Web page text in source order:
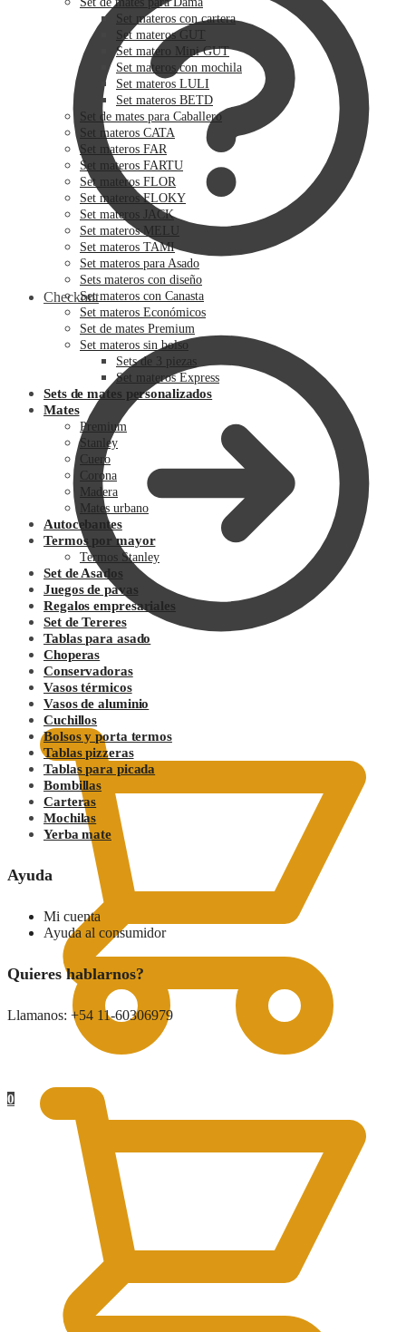
Checkout
0.00
0
Set materos con cartera
Set materos GUT
Set matero Mini GUT
Set materos con mochila
Set materos LULI
Set materos BETD
Set de mates para Caballero
Set materos CATA
Set materos FAR
Set materos FARTU
Set materos FLOR
Set materos FLOKY
Set materos JACK
Set materos MELU
Set materos TAMI
Set materos para Asado
Sets materos con diseño
Set materos con Canasta
Set materos Económicos
Set de mates Premium
Set materos sin bolso
Sets de 3 piezas
Set materos Express
Sets de mates personalizados
Mates
Premium
Stanley
Cuero
Corona
Madera
Mates urbano
Autocebantes
Termos por mayor
Termos Stanley
Set de Asados
Juegos de pavas
Regalos empresariales
Set de Tereres
Tablas para asado
Choperas
Conservadoras
Vasos térmicos
Vasos de aluminio
Cuchillos
Bolsos y porta termos
Tablas pizzeras
Tablas para picada
Bombillas
Carteras
Mochilas
Yerba mate
Ayuda
Mi cuenta
Ayuda al consumidor
Quieres hablarnos?
Llamanos: +54 11-60306979